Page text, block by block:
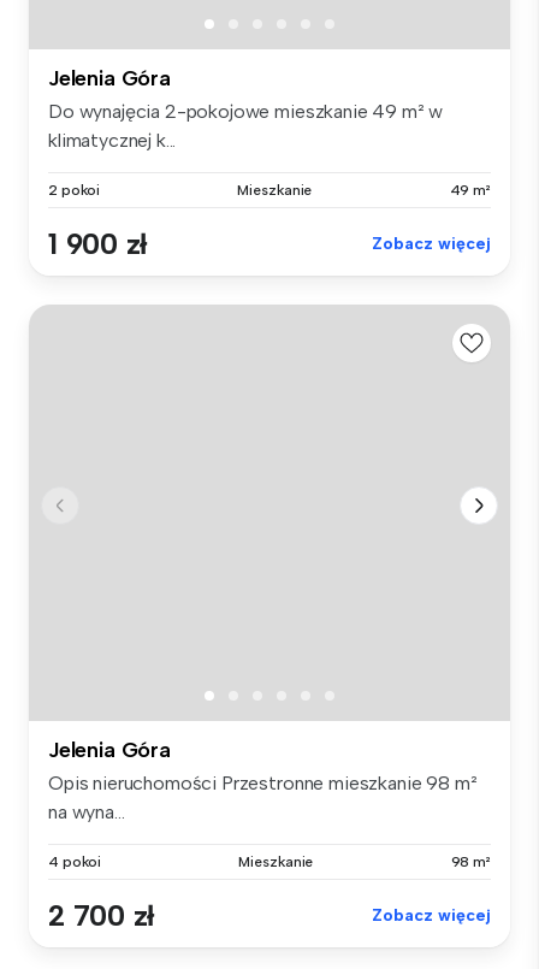
Jelenia Góra
Do wynajęcia 2-pokojowe mieszkanie 49 m² w
klimatycznej k...
2 pokoi Mieszkanie 49 m²
1 900 zł Zobacz więcej
Jelenia Góra
Opis nieruchomości Przestronne mieszkanie 98 m²
na wyna...
4 pokoi Mieszkanie 98 m²
2 700 zł Zobacz więcej